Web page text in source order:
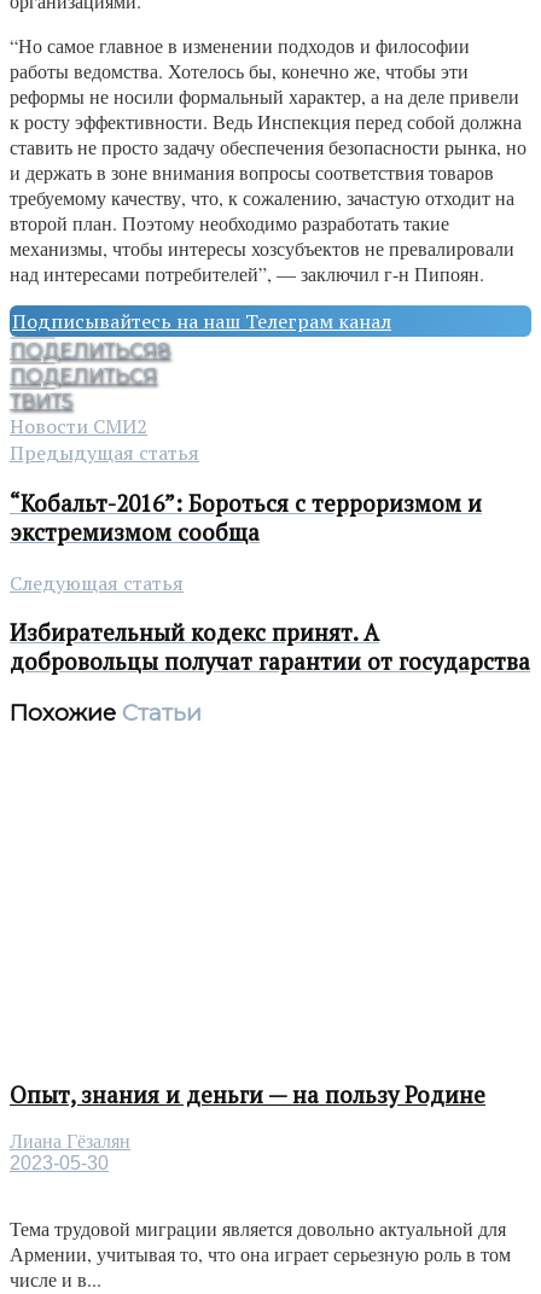
“Но самое главное в изменении подходов и философии
работы ведомства. Хотелось бы, конечно же, чтобы эти
реформы не носили формальный характер, а на деле привели
к росту эффективности. Ведь Инспекция перед собой должна
ставить не просто задачу обеспечения безопасности рынка, но
и держать в зоне внимания вопросы соответствия товаров
требуемому качеству, что, к сожалению, зачастую отходит на
второй план. Поэтому необходимо разработать такие
механизмы, чтобы интересы хозсубъектов не превалировали
над интересами потребителей”, — заключил г-н Пипоян.
Подписывайтесь на наш Телеграм канал
ПОДЕЛИТЬСЯ8
ПОДЕЛИТЬСЯ
ТВИТ5
Новости СМИ2
Предыдущая статья
“Кобальт-2016”: Бороться с терроризмом и
экстремизмом сообща
Следующая статья
Избирательный кодекс принят. А
добровольцы получат гарантии от государства
Похожие Статьи
Опыт, знания и деньги — на пользу Родине
Лиана Гёзалян
2023-05-30
Тема трудовой миграции является довольно актуальной для
Армении, учитывая то, что она играет серьезную роль в том
числе и в...